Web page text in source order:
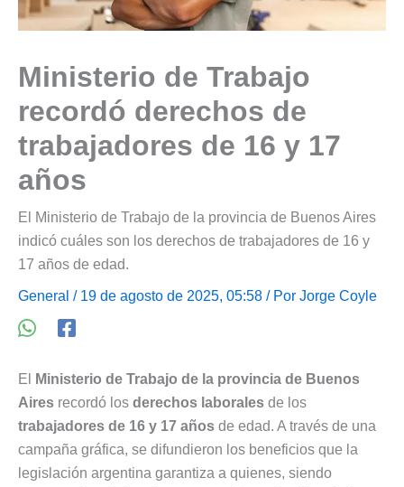
Ministerio de Trabajo
recordó derechos de
trabajadores de 16 y 17
años
El Ministerio de Trabajo de la provincia de Buenos Aires
indicó cuáles son los derechos de trabajadores de 16 y
17 años de edad.
General / 19 de agosto de 2025, 05:58 / Por Jorge Coyle
El
Ministerio de Trabajo de la provincia de Buenos
Aires recordó los derechos laborales de los
trabajadores de 16 y 17 años de edad. A través de una
campaña gráfica, se difundieron los beneficios que la
legislación argentina garantiza a quienes, siendo